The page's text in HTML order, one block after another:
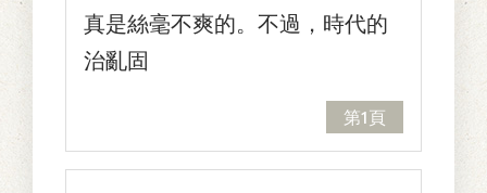
真是絲毫不爽的。不過，時代的
治亂固
第1頁